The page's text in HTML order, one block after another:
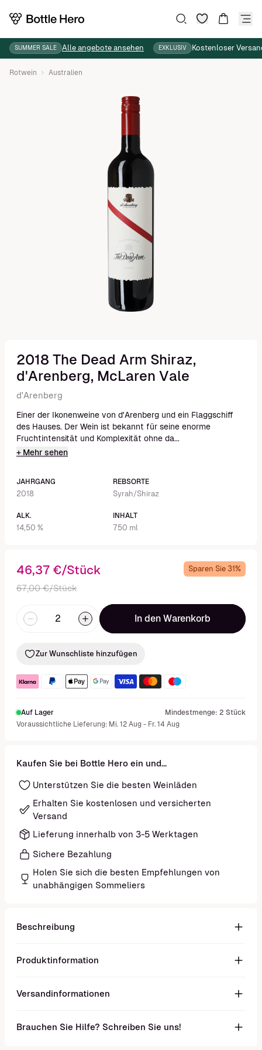
SUMMER SALE Alle angebote ansehen EXKLUSIV Kostenloser
Rotwein Australien
2018 The Dead Arm Shiraz,
d'Arenberg, McLaren Vale
d'Arenberg
Einer der Ikonenweine von d'Arenberg und ein Flaggschiff
des Hauses. Der Wein ist bekannt für seine enorme
Fruchtintensität und Komplexität ohne da...
+ Mehr sehen
JAHRGANG
2018
REBSORTE
Syrah/Shiraz
ALK.
14,50 %
INHALT
750 ml
46,37 €/Stück
67,00 €/Stück
Sparen Sie 31%
In den Warenkorb
Zur Wunschliste hinzufügen
Auf Lager
Mindestmenge: 2 Stück
Voraussichtliche Lieferung: Mi. 12 Aug - Fr. 14 Aug
Kaufen Sie bei Bottle Hero ein und...
Unterstützen Sie die besten Weinläden
Erhalten Sie kostenlosen und versicherten
Versand
Lieferung innerhalb von 3-5 Werktagen
Sichere Bezahlung
Holen Sie sich die besten Empfehlungen von
unabhängigen Sommeliers
Beschreibung
Produktinformation
Versandinformationen
Brauchen Sie Hilfe? Schreiben Sie uns!